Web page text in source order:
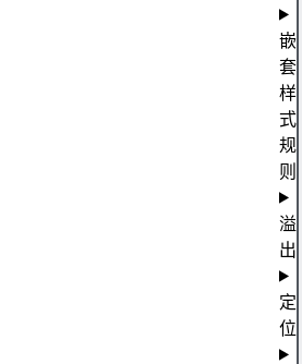
嵌
套
样
式
规
则
溢
出
定
位